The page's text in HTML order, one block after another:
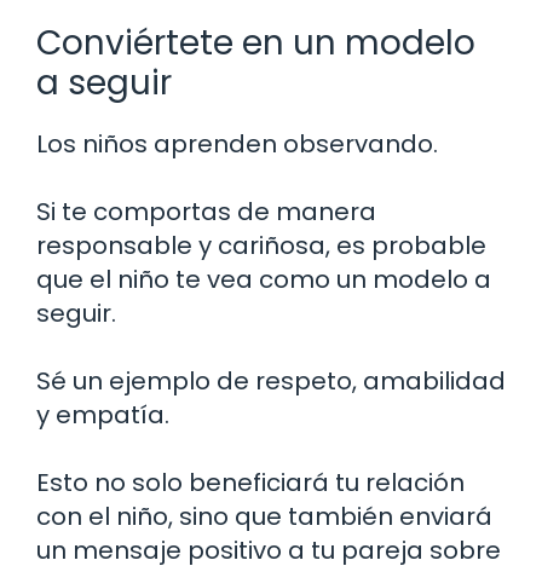
Conviértete en un modelo
a seguir
Los niños aprenden observando.
Si te comportas de manera
responsable y cariñosa, es probable
que el niño te vea como un modelo a
seguir.
Sé un ejemplo de respeto, amabilidad
y empatía.
Esto no solo beneficiará tu relación
con el niño, sino que también enviará
un mensaje positivo a tu pareja sobre